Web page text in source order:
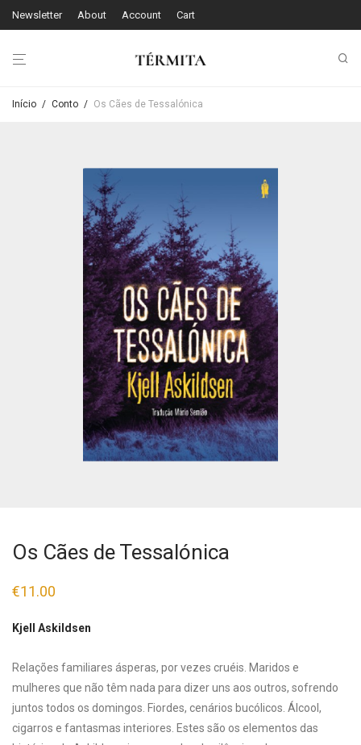
Newsletter About Account Cart
Início / Conto / Os Cães de Tessalónica
Os Cães de Tessalónica
€11.00
Kjell Askildsen
Relações familiares ásperas, por vezes cruéis. Maridos e
mulheres que não têm nada para dizer uns aos outros, sofrendo
juntos todos os domingos. Fiordes, cenários bucólicos. Álcool,
cigarros e fantasmas interiores. Estes são os elementos das